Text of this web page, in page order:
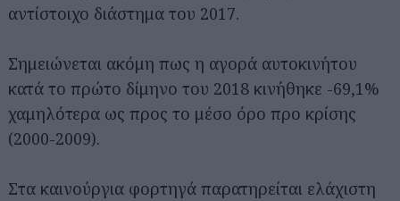
αντίστοιχο διάστημα του 2017.
Σημειώνεται ακόμη πως η αγορά αυτοκινήτου
κατά το πρώτο δίμηνο του 2018 κινήθηκε -69,1%
χαμηλότερα ως προς το μέσο όρο προ κρίσης
(2000-2009).
Στα καινούργια φορτηγά παρατηρείται ελάχιστη